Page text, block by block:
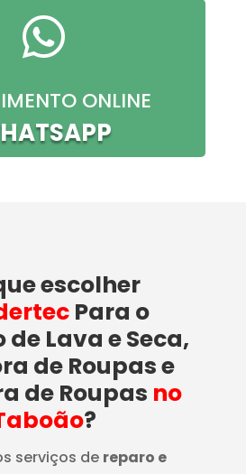

ONLINE
escolher
Para o
Lava e Seca,
de Roupas e
de Roupas no
?
serviços de reparo e